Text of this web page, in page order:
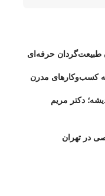
طبیعت‌گردان حرفه‌ای
کسب‌وکارهای مدرن
دکتر مریم
در تهران